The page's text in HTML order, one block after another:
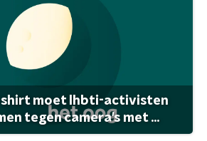
moet lhbti-activisten
tegen camera's met ...